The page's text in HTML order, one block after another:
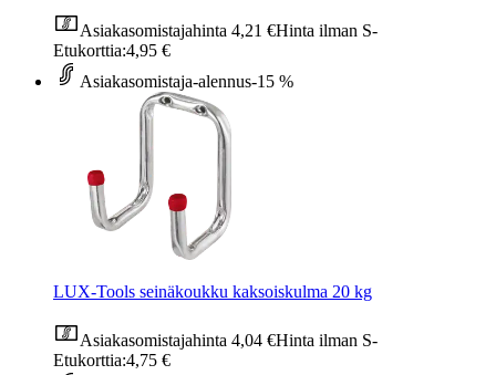
Asiakasomistajahinta 4,21 €Hinta ilman S-
Etukorttia:4,95 €
Asiakasomistaja-alennus-15 %
LUX-Tools seinäkoukku kaksoiskulma 20 kg
Asiakasomistajahinta 4,04 €Hinta ilman S-
Etukorttia:4,75 €